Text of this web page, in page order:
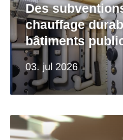
03. jul 2026
Des
chauffage
bâtiments